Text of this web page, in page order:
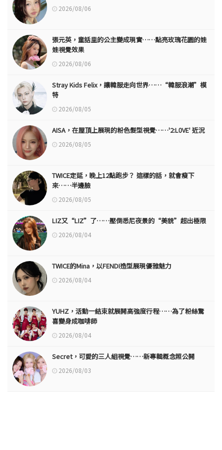
2026/08/06
張元英，童話里的公主變成現實……點亮玫瑰花園的娃
娃視覺效果
2026/08/06
Stray Kids Felix，讓韓服走向世界……“韓服浪潮”模
特
2026/08/05
AISA，在屋頂上展現的粉色髮型視覺……'2:L0VE' 近況
2026/08/05
TWICE定延，晚上12點跑步？ 這樣的話，就會瘦下
來……半邊臉
2026/08/05
LIZ又“LIZ”了……壓倒悉尼夜景的“美貌”超出極限
2026/08/04
TWICE的Mina，以FENDI造型展現優雅魅力
2026/08/04
YUHZ，活動一結束就展開高強度行程……為了粉絲驚
喜變身成咖啡師
2026/08/04
Secret，可愛的三人組視覺……新專輯概念照公開
2026/08/03